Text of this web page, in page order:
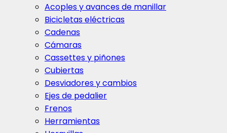
Acoples y avances de manillar
Bicicletas eléctricas
Cadenas
Cámaras
Cassettes y piñones
Cubiertas
Desviadores y cambios
Ejes de pedalier
Frenos
Herramientas